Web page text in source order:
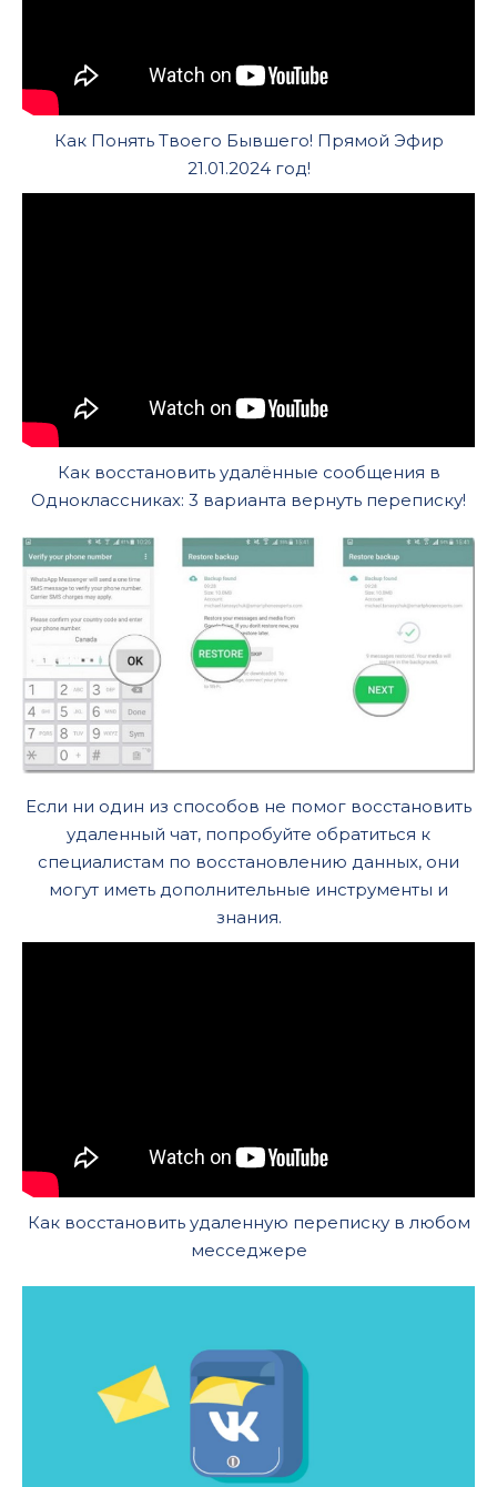
Как Понять Твоего Бывшего! Прямой Эфир
21.01.2024 год!
Как восстановить удалённые сообщения в
Одноклассниках: 3 варианта вернуть переписку!
Если ни один из способов не помог восстановить
удаленный чат, попробуйте обратиться к
специалистам по восстановлению данных, они
могут иметь дополнительные инструменты и
знания.
Как восстановить удаленную переписку в любом
месседжере